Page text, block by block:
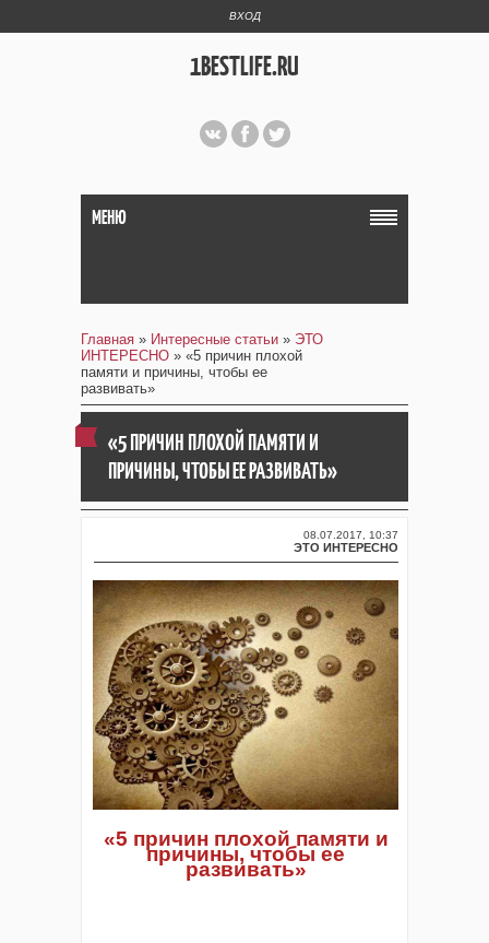
ВХОД
1BESTLIFE.RU
МЕНЮ
Главная » Интересные статьи » ЭТО
ИНТЕРЕСНО » «5 причин плохой
памяти и причины, чтобы ее
развивать»
«5 ПРИЧИН ПЛОХОЙ ПАМЯТИ И
ПРИЧИНЫ, ЧТОБЫ ЕЕ РАЗВИВАТЬ»
08.07.2017, 10:37
ЭТО ИНТЕРЕСНО
«5 причин плохой памяти и
причины, чтобы ее
развивать»